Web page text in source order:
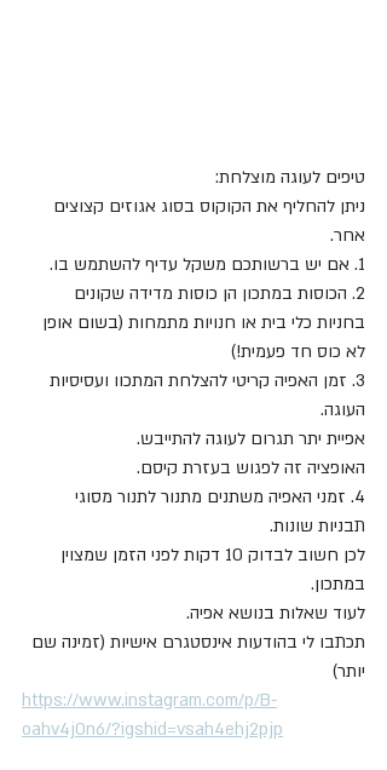
טיפים לעוגה מוצלחת:
ניתן להחליף את הקוקוס בסוג אגוזים קצוצים
אחר.
1. אם יש ברשותכם משקל עדיף להשתמש בו.
2. הכוסות במתכון הן כוסות מדידה שקונים
בחניות כלי בית או חנויות מתמחות (בשום אופן
לא כוס חד פעמית!)
3. זמן האפיה קריטי להצלחת המתכוו ועסיסיות
העוגה.
אפיית יתר תגרום לעוגה להתייבש.
האופציה זה לפגוש בעזרת קיסם.
4. זמני האפיה משתנים מתנור לתנור מסוגי
תבניות שונות.
לכן חשוב לבדוק 10 דקות לפני הזמן שמצוין
במתכון.
לעוד שאלות בנושא אפיה.
תכתבו לי בהודעות אינסטגרם אישיות (זמינה שם
יותר)
https://www.instagram.com/p/B-
oahv4j0n6/?igshid=vsah4ehj2pjp